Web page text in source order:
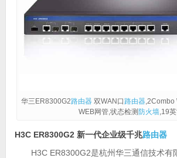
华三ER8300G2路由器 双WAN口路由器 ,2Combo
WEB网管,状态检测防火墙 ,19
H3C ER8300G2 新一代企业级千兆路由器
H3C ER8300G2是杭州华三通信技术有